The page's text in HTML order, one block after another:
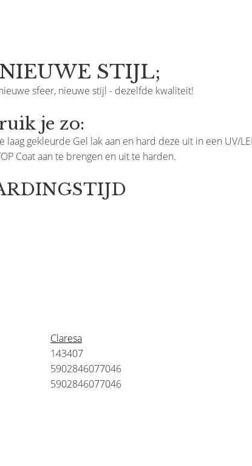
STIJL;
sfeer, nieuwe stijl - dezelfde kwaliteit!
je zo:
gekleurde Gel lak aan en hard deze uit in een UV/
Coat aan te brengen en uit te harden.
Claresa
143407
5902846077046
5902846077046